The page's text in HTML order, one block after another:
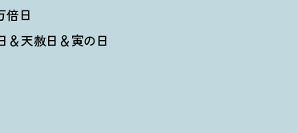
倍日
天赦日＆寅の日